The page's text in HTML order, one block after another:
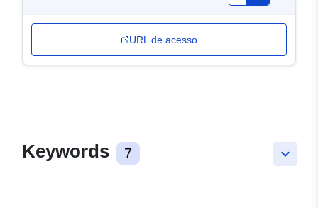
URL de acesso
keyboard_arrow_down
Keywords 7